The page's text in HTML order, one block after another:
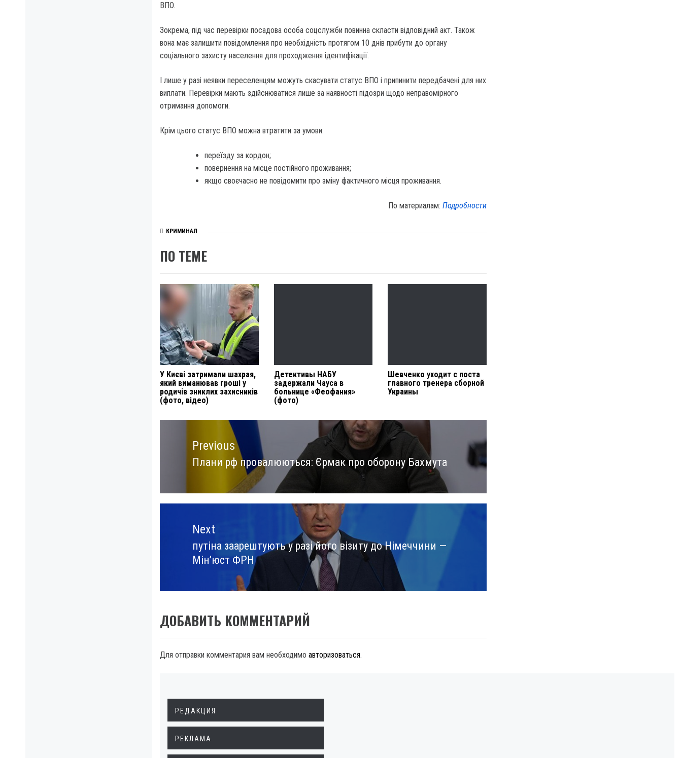
ВПО.
Зокрема, під час перевірки посадова особа соцслужби повинна скласти відповідний акт. Також
вона має залишити повідомлення про необхідність протягом 10 днів прибути до органу
соціального захисту населення для проходження ідентифікації.
І лише у разі неявки переселенцям можуть скасувати статус ВПО і припинити передбачені для них
виплати. Перевірки мають здійснюватися лише за наявності підозри щодо неправомірного
отримання допомоги.
Крім цього статус ВПО можна втратити за умови:
переїзду за кордон;
повернення на місце постійного проживання;
якщо своєчасно не повідомити про зміну фактичного місця проживання.
По материалам:Подробности
КРИМИНАЛ
ПО ТЕМЕ
У Києві затримали шахрая,
який виманював гроші у
родичів зниклих захисників
(фото, відео)
Детективы НАБУ
задержали Чауса в
больнице «Феофания»
(фото)
Шевченко уходит с поста
главного тренера сборной
Украины
Навигация
записямPrevious
Previous
Плани рф провалюються: Єрмак про оборону Бахмута
Next
Next
post:
путіна заарештують у разі його візиту до Німеччини —
Мін’юст ФРН
ДОБАВИТЬ КОММЕНТАРИЙ
Для отправки комментария вам необходимо авторизоваться.
РЕДАКЦИЯ
РЕКЛАМА